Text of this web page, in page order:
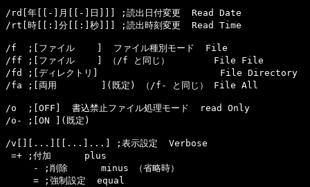
/rd[年[[-]月[[-]日]]] ;読出日付変更  Read Date
/rt[時[[:]分[[:]秒]]] ;読出時刻変更  Read Time
/f  ;[ファイル    ]  ファイル種別モード  File
/ff ;[ファイル    ] （/f と同じ）        File File
/fd ;[ディレクトリ]                      File Directory
/fa ;[両用        ](既定) （/f- と同じ） File All
/o  ;[OFF]  書込禁止ファイル処理モード  read Only
/o- ;[ON ](既定)
/v[ ...][
...]...] ;表示設定  Verbose
=+ ;付加      plus
     - ;削除      minus （省略時）
     = ;強制設定  equal